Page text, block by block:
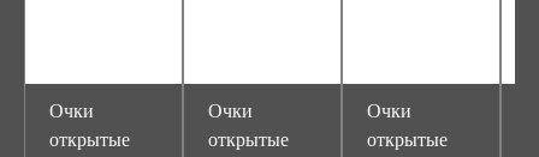
Очки
открытые
Очки
открытые
Очки
открытые